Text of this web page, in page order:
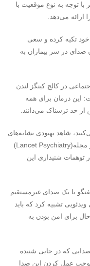
توجه به نوع موقعیت با
ارائه می‌دهد.
تکیه کرده و سعی
صدای در سر بیماران به
در کالج کینگز لندن
این درمان برای همه
از حد ترسناک می‌دانند.
شاهد بهبودی نشانه‌های
مجله(Lancet Psychiatry)
توهمات شنیداری‌ این
با یک صدای غیرمستقیم
تشبیه کرد که باید
برای امن بودن به
صدایی که در جایی شنیده
عمل کردن این صدا